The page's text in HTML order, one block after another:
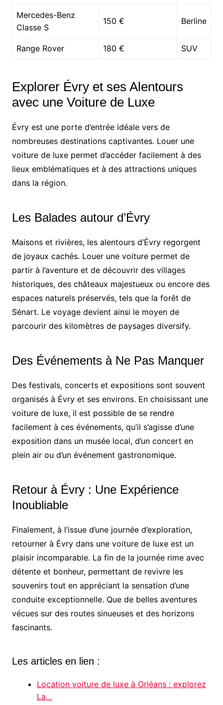
Mercedes-Benz
Classe S
150 € Berline
Range Rover 180 € SUV
Explorer Évry et ses Alentours
avec une Voiture de Luxe
Évry est une porte d’entrée idéale vers de
nombreuses destinations captivantes. Louer une
voiture de luxe permet d’accéder facilement à des
lieux emblématiques et à des attractions uniques
dans la région.
Les Balades autour d’Évry
Maisons et rivières, les alentours d’Évry regorgent
de joyaux cachés. Louer une voiture permet de
partir à l’aventure et de découvrir des villages
historiques, des châteaux majestueux ou encore des
espaces naturels préservés, tels que la forêt de
Sénart. Le voyage devient ainsi le moyen de
parcourir des kilomètres de paysages diversify.
Des Événements à Ne Pas Manquer
Des festivals, concerts et expositions sont souvent
organisés à Évry et ses environs. En choisissant une
voiture de luxe, il est possible de se rendre
facilement à ces événements, qu’il s’agisse d’une
exposition dans un musée local, d’un concert en
plein air ou d’un événement gastronomique.
Retour à Évry : Une Expérience
Inoubliable
Finalement, à l’issue d’une journée d’exploration,
retourner à Évry dans une voiture de luxe est un
plaisir incomparable. La fin de la journée rime avec
détente et bonheur, permettant de revivre les
souvenirs tout en appréciant la sensation d’une
conduite exceptionnelle. Que de belles aventures
vécues sur des routes sinueuses et des horizons
fascinants.
Les articles en lien :
Location voiture de luxe à Orléans : explorez
La…